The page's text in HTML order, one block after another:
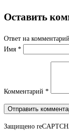
Оставить
Ответ на комментарий
Имя *
Комментарий *
Отправить
Защищено